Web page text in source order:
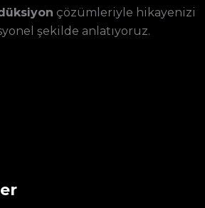
çözümleriyle hikayenizi
şekilde anlatıyoruz.